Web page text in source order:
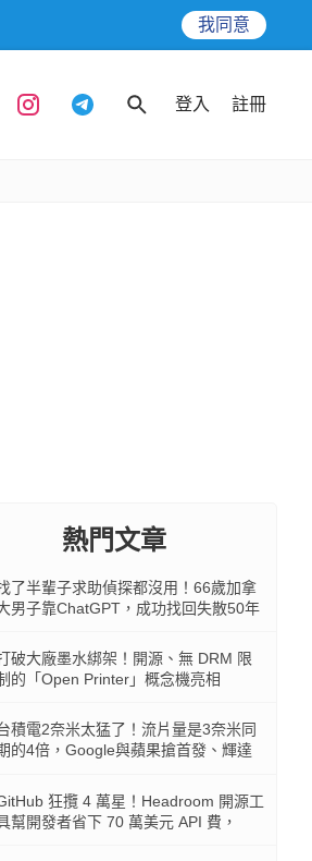
我同意
登入 註冊
熱門文章
了半輩子求助偵探都沒用！66歲加拿
男子靠ChatGPT，成功找回失散50年
破大廠墨水綁架！開源、無 DRM 限
的「Open Printer」概念機亮相
積電2奈米太猛了！流片量是3奈米同
的4倍，Google與蘋果搶首發、輝達
狂攬 4 萬星！Headroom 開源工
幫開發者省下 70 萬美元 API 費，